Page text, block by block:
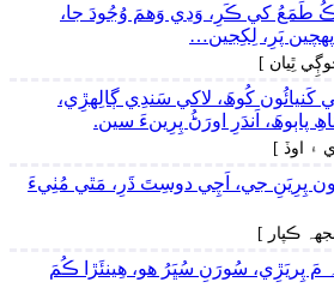
طَمَعُ کي ڪَرِ، وَڍي وَھمَ وُجُودَ جا،
پَرِ، لِکِجين…
ٿِيان ]
کُوھَ، لاکي سَندِي ڳالِهڙِي،
پاٻوھَ، اَندَرِ اورَڻُ پِرِينءَ سين.
۽ اوڏ ]
پِرِيَنِ جي، اَچِي دوسِتَ ڌَرِ، مَٿي مُٺِيءَ
ڪپار ]
مَ پِريَڙِي، سُورَنِ سُڀَرُ ھو، ھِينئَڙا ڪُمَ